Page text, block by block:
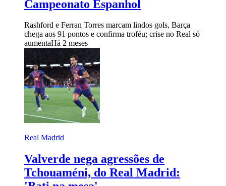
Campeonato Espanhol
Rashford e Ferran Torres marcam lindos gols, Barça
chega aos 91 pontos e confirma troféu; crise no Real só
aumentaHá 2 meses
Real Madrid
Valverde nega agressões de
Tchouaméni, do Real Madrid: